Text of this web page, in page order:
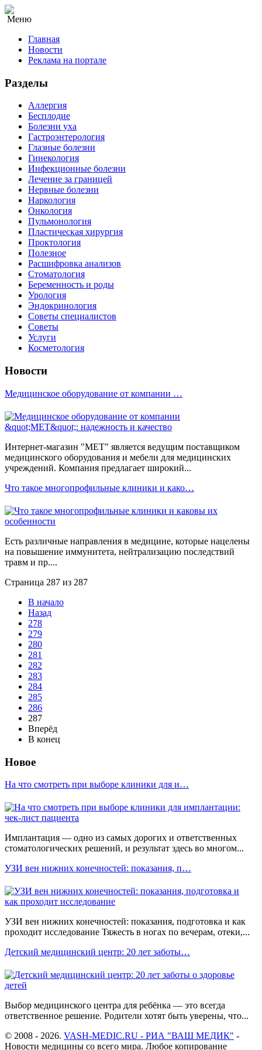
Меню
Главная
Новости
Реклама на портале
Разделы
Аллергия
Бесплодие
Болезни уха
Гастроэнтерология
Глазные болезни
Гинекология
Инфекционные болезни
Лечение за границей
Нервные болезни
Наркология
Онкология
Пульмонология
Пластическая хирургия
Проктология
Полезное
Расшифровка анализов
Стоматология
Беременность и роды
Урология
Эндокринология
Советы специалистов
Советы
Услуги
Косметология
Новости
Медицинское оборудование от компании …
Интернет-магазин "МЕТ" является ведущим поставщиком
медицинского оборудования и мебели для медицинских
учреждений. Компания предлагает широкий...
Что такое многопрофильные клиники и како…
Есть различные направления в медицине, которые нацелены
на повышение иммунитета, нейтрализацию последствий
травм и пр....
Страница 287 из 287
В начало
Назад
278
279
280
281
282
283
284
285
286
287
Вперёд
В конец
Новое
На что смотреть при выборе клиники для и…
Имплантация — одно из самых дорогих и ответственных
стоматологических решений, и результат здесь во многом...
УЗИ вен нижних конечностей: показания, п…
УЗИ вен нижних конечностей: показания, подготовка и как
проходит исследование Тяжесть в ногах по вечерам, отеки,...
Детский медицинский центр: 20 лет заботы…
Выбор медицинского центра для ребёнка — это всегда
ответственное решение. Родители хотят быть уверены, что...
© 2008 - 2026. VASH-MEDIC.RU - РИА "ВАШ МЕДИК" -
Новости медицины со всего мира. Любое копирование